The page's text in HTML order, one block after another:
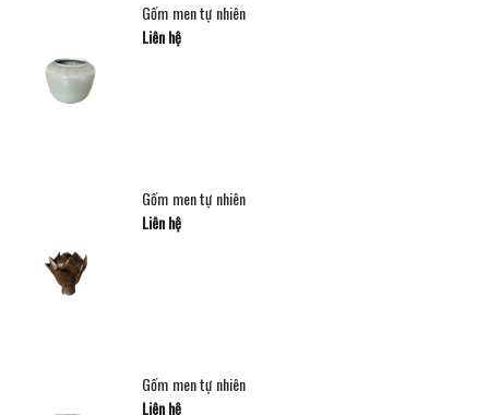
Gốm men tự nhiên
Liên hệ
Gốm men tự nhiên
Liên hệ
Gốm men tự nhiên
Liên hệ